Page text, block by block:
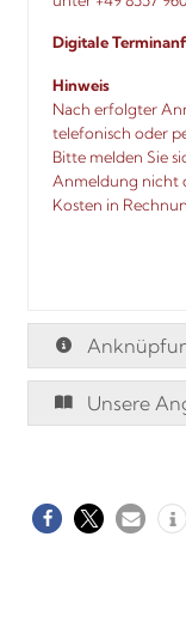
Digitale
Hinweis
Nach erfolgter
telefonisch oder
Bitte melden Sie
Anmeldung nicht
Kosten in
Unsere